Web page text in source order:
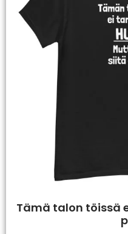
Tämä talon töissä